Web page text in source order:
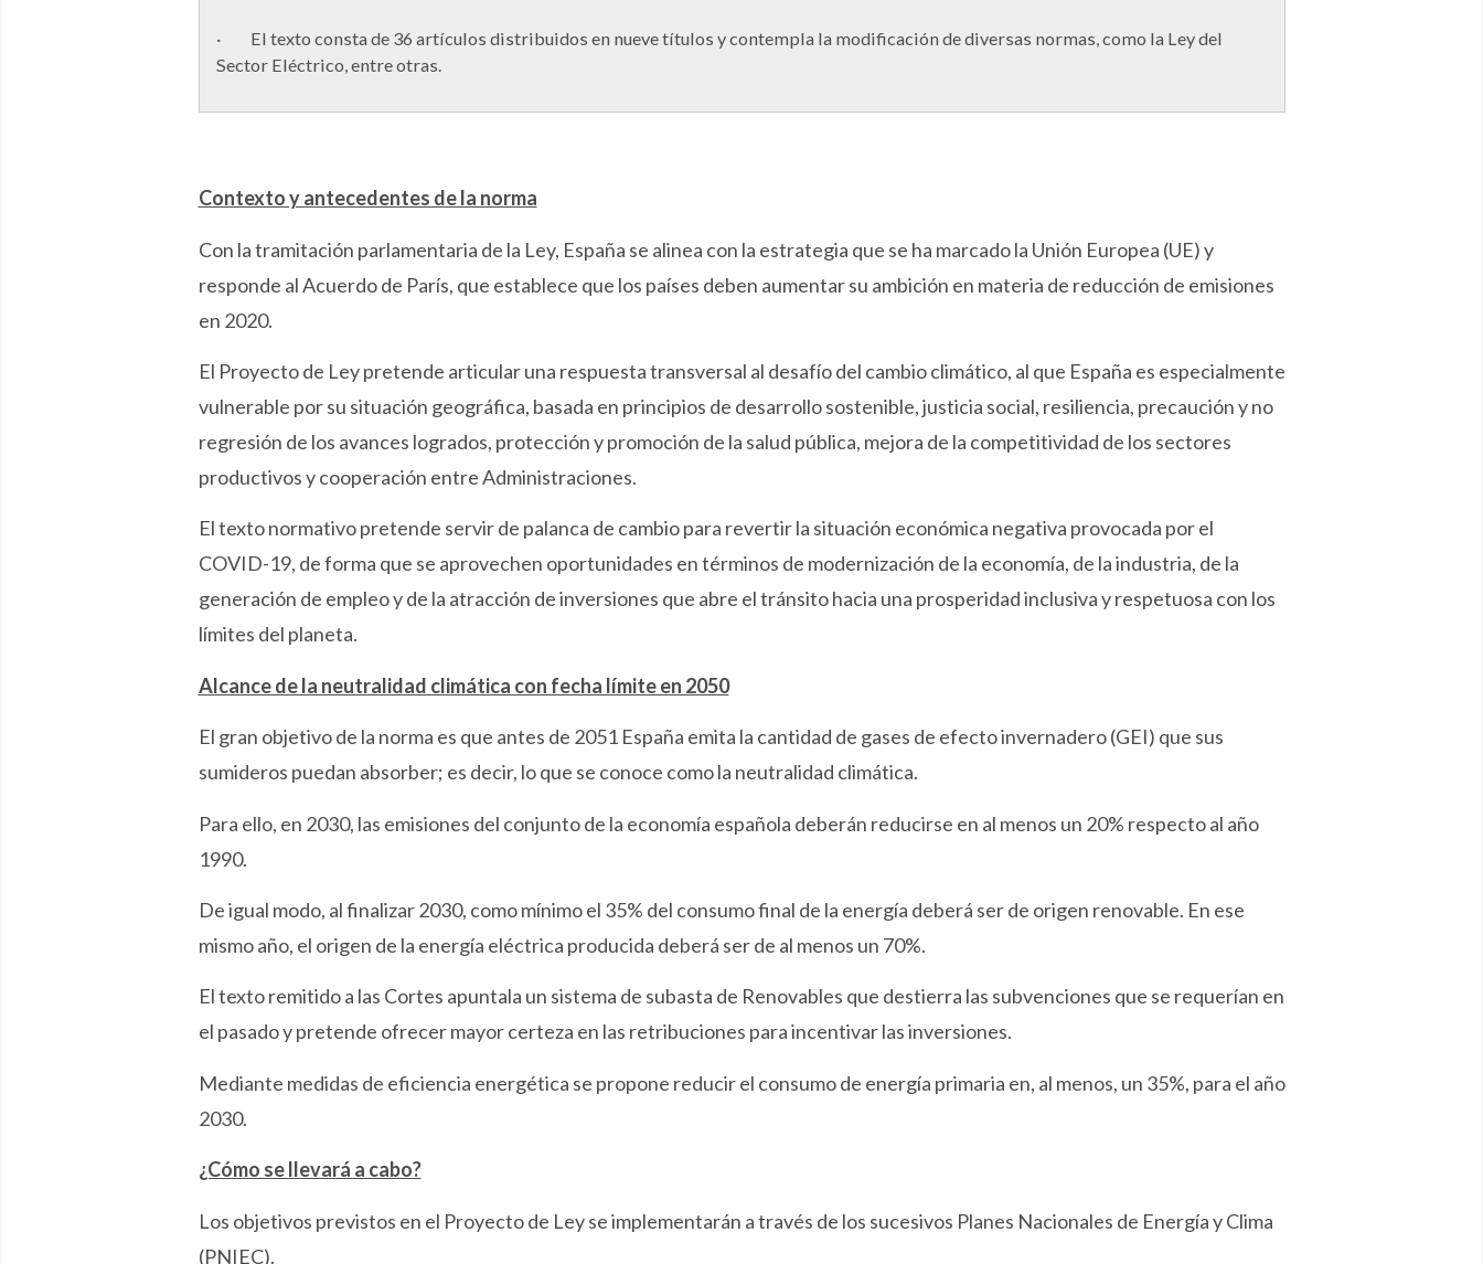
· El texto consta de 36 artículos distribuidos en nueve títulos y contempla la modificación de diversas normas, como la Ley del
Sector Eléctrico, entre otras.
Contexto y antecedentes de la norma
Con la tramitación parlamentaria de la Ley, España se alinea con la estrategia que se ha marcado la Unión Europea (UE) y
responde al Acuerdo de París, que establece que los países deben aumentar su ambición en materia de reducción de emisiones
en 2020.
El Proyecto de Ley pretende articular una respuesta transversal al desafío del cambio climático, al que España es especialmente
vulnerable por su situación geográfica, basada en principios de desarrollo sostenible, justicia social, resiliencia, precaución y no
regresión de los avances logrados, protección y promoción de la salud pública, mejora de la competitividad de los sectores
productivos y cooperación entre Administraciones.
El texto normativo pretende servir de palanca de cambio para revertir la situación económica negativa provocada por el
COVID-19, de forma que se aprovechen oportunidades en términos de modernización de la economía, de la industria, de la
generación de empleo y de la atracción de inversiones que abre el tránsito hacia una prosperidad inclusiva y respetuosa con los
límites del planeta.
Alcance de la neutralidad climática con fecha límite en 2050
El gran objetivo de la norma es que antes de 2051 España emita la cantidad de gases de efecto invernadero (GEI) que sus
sumideros puedan absorber; es decir, lo que se conoce como la neutralidad climática.
Para ello, en 2030, las emisiones del conjunto de la economía española deberán reducirse en al menos un 20% respecto al año
1990.
De igual modo, al finalizar 2030, como mínimo el 35% del consumo final de la energía deberá ser de origen renovable. En ese
mismo año, el origen de la energía eléctrica producida deberá ser de al menos un 70%.
El texto remitido a las Cortes apuntala un sistema de subasta de Renovables que destierra las subvenciones que se requerían en
el pasado y pretende ofrecer mayor certeza en las retribuciones para incentivar las inversiones.
Mediante medidas de eficiencia energética se propone reducir el consumo de energía primaria en, al menos, un 35%, para el año
2030.
¿Cómo se llevará a cabo?
Los objetivos previstos en el Proyecto de Ley se implementarán a través de los sucesivos Planes Nacionales de Energía y Clima
(PNIEC).